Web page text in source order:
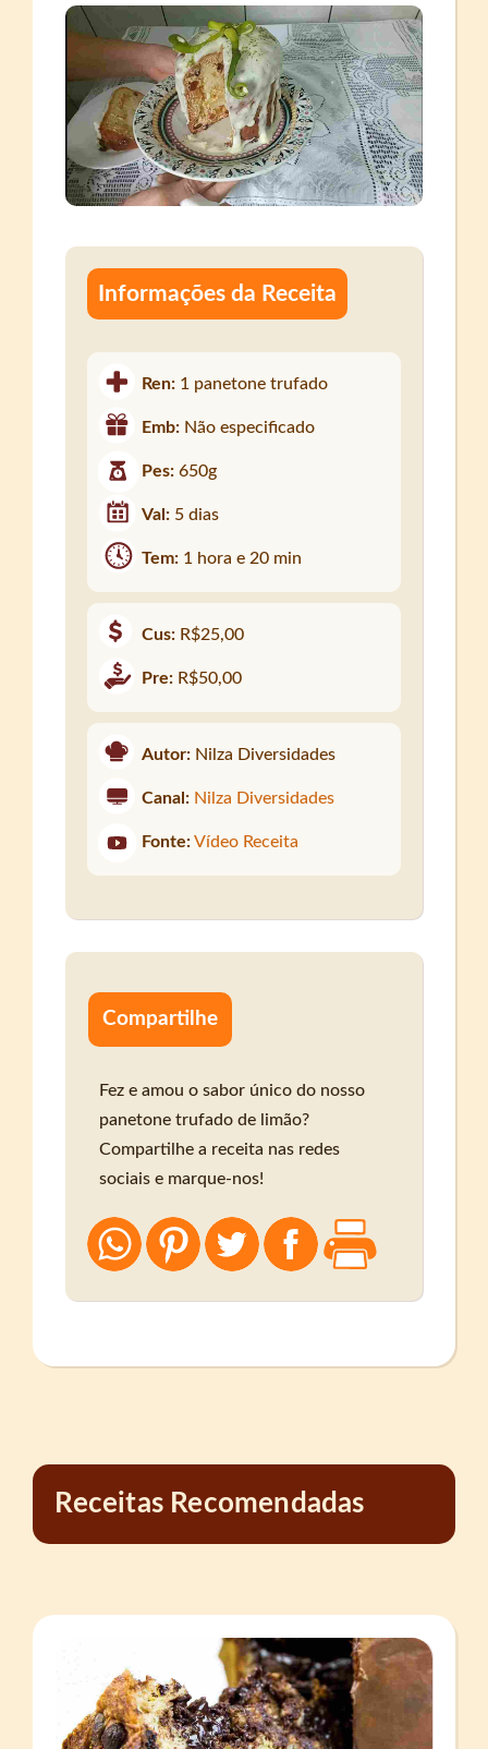
Informações da Receita
Ren: 1 panetone trufado
Emb: Não especificado
Pes:650g
Val: 5 dias
Tem: 1 hora e 20 min
Cus: R$25,00
Pre: R$50,00
Autor: Nilza Diversidades
Canal: Nilza Diversidades
Fonte: Vídeo Receita
Compartilhe
Fez e amou o sabor único do nosso
panetone trufado de limão?
Compartilhe a receita nas redes
sociais e marque-nos!
Receitas Recomendadas